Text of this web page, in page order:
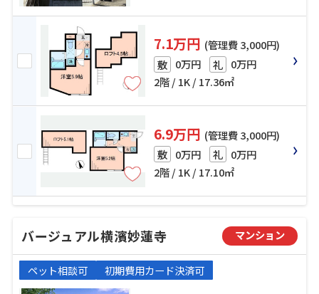
7.1万円 (管理費 3,000円)
敷 0万円 礼 0万円
2階 / 1K / 17.36㎡
6.9万円 (管理費 3,000円)
敷 0万円 礼 0万円
2階 / 1K / 17.10㎡
バージュアル横濱妙蓮寺 マンション
ペット相談可 初期費用カード決済可